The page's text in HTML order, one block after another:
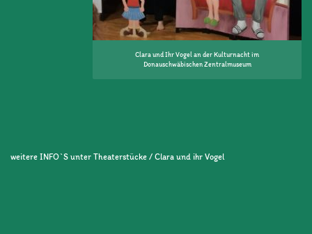
Clara und Ihr Vogel an der Kulturnacht im
Donauschwäbischen Zentralmuseum
weitere INFO`S unter Theaterstücke / Clara und ihr Vogel